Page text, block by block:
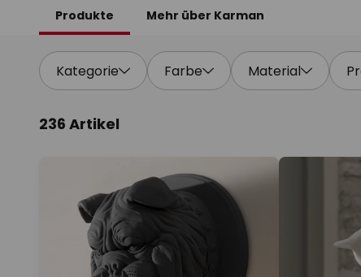
Produkte Mehr über Karman
Kategorie Farbe Material
236 Artikel